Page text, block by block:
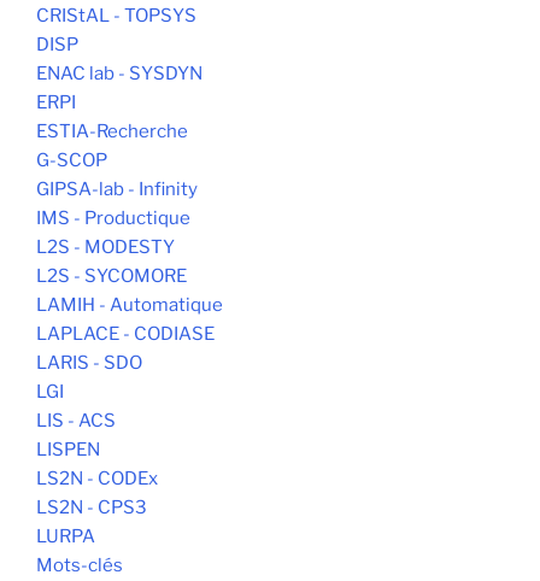
CRIStAL - TOPSYS
DISP
ENAC lab - SYSDYN
ERPI
ESTIA-Recherche
G-SCOP
GIPSA-lab - Infinity
IMS - Productique
L2S - MODESTY
L2S - SYCOMORE
LAMIH - Automatique
LAPLACE - CODIASE
LARIS - SDO
LGI
LIS - ACS
LISPEN
LS2N - CODEx
LS2N - CPS3
LURPA
Mots-clés